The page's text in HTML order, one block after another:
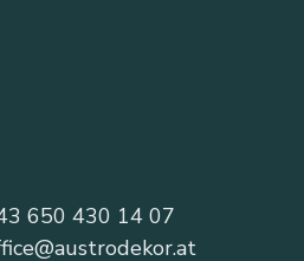
650 430 14 07